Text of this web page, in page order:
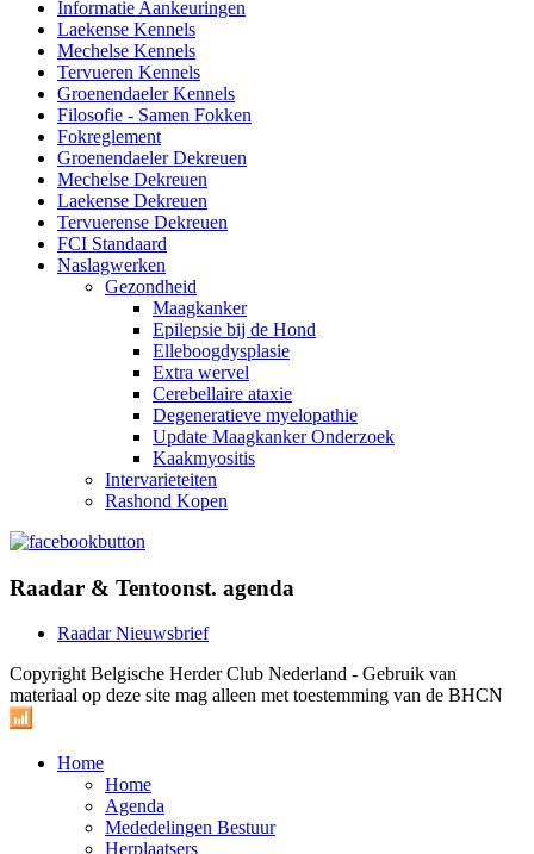
Informatie Aankeuringen
Laekense Kennels
Mechelse Kennels
Tervueren Kennels
Groenendaeler Kennels
Filosofie - Samen Fokken
Fokreglement
Groenendaeler Dekreuen
Mechelse Dekreuen
Laekense Dekreuen
Tervuerense Dekreuen
FCI Standaard
Naslagwerken
Gezondheid
Maagkanker
Epilepsie bij de Hond
Elleboogdysplasie
Extra wervel
Cerebellaire ataxie
Degeneratieve myelopathie
Update Maagkanker Onderzoek
Kaakmyositis
Intervarieteiten
Rashond Kopen
Raadar & Tentoonst. agenda
Raadar Nieuwsbrief
Copyright Belgische Herder Club Nederland - Gebruik van
materiaal op deze site mag alleen met toestemming van de BHCN
Home
Home
Agenda
Mededelingen Bestuur
Herplaatsers